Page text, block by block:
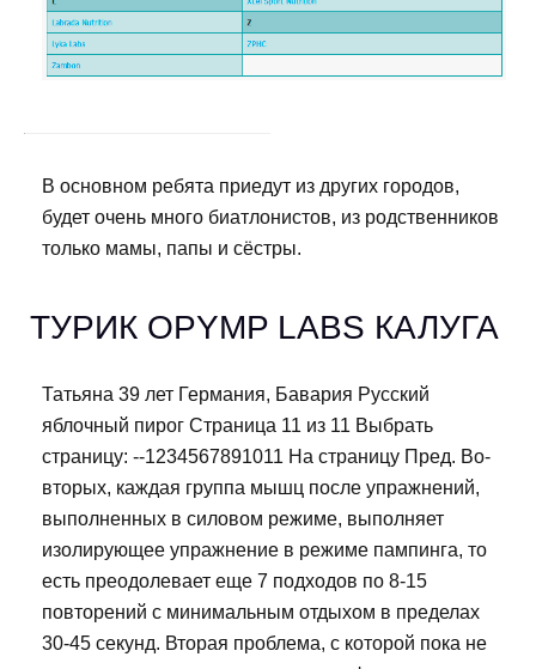
В основном ребята приедут из других городов,
будет очень много биатлонистов, из родственников
только мамы, папы и сёстры.
ТУРИК OPYMP LABS КАЛУГА
Татьяна 39 лет Германия, Бавария Русский
яблочный пирог Страница 11 из 11 Выбрать
страницу: --1234567891011 На страницу Пред. Во-
вторых, каждая группа мышц после упражнений,
выполненных в силовом режиме, выполняет
изолирующее упражнение в режиме пампинга, то
есть преодолевает еще 7 подходов по 8-15
повторений с минимальным отдыхом в пределах
30-45 секунд. Вторая проблема, с которой пока не